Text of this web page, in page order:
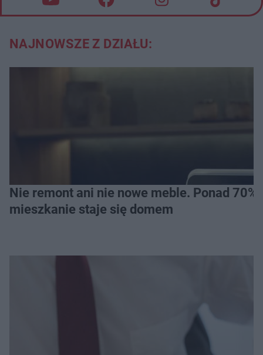
NAJNOWSZE Z DZIAŁU:
Nie remont ani nie nowe meble. Ponad
mieszkanie staje się domem